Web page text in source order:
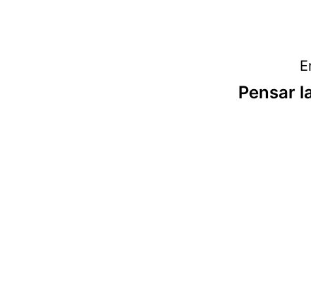
Pensar